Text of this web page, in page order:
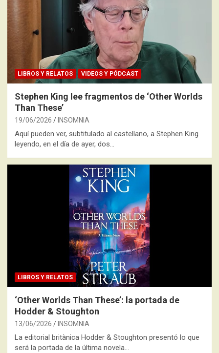
LIBROS Y RELATOS VIDEOS Y PÓDCAST
Stephen King lee fragmentos de ‘Other Worlds
Than These’
19/06/2026 INSOMNIA
Aquí pueden ver, subtitulado al castellano, a Stephen King
leyendo, en el día de ayer, dos…
LIBROS Y RELATOS
‘Other Worlds Than These’: la portada de
Hodder & Stoughton
13/06/2026 INSOMNIA
La editorial britànica Hodder & Stoughton presentó lo que
será la portada de la última novela…